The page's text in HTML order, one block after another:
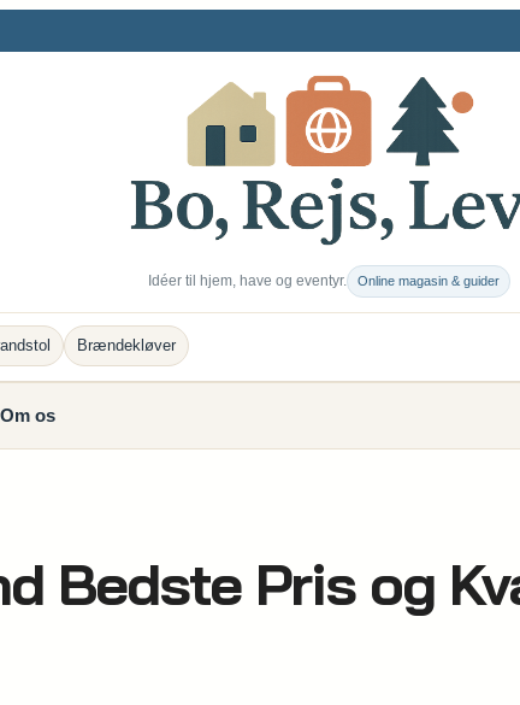
Idéer til hjem, have og eventyr. Online magasin & guider
Brændekløver
Om os
Bedste Pris og